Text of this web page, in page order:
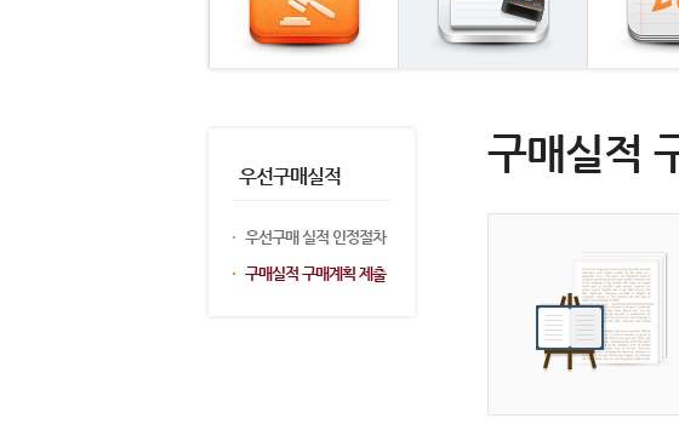
우선구매실적
우선구매 실적 인정절차
구매실적 구매계획 제출
구매실적